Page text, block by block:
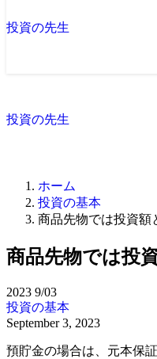
投資の先生
投資の先生
ホーム
投資の基本
商品先物では投資額
商品先物では投
2023 9/03
投資の基本
September 3, 2023
預貯金の場合は、元本保